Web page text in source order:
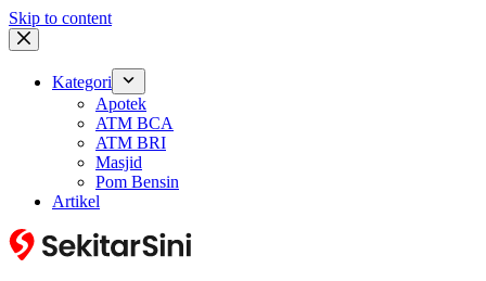
Skip to content
Kategori
Apotek
ATM BCA
ATM BRI
Masjid
Pom Bensin
Artikel